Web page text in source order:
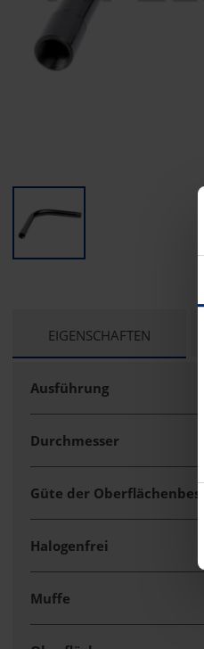
CURRENT
EIGENSCHAFTEN
Ausführung
Durchmesser
Güte der
Halogenfrei
Muffe